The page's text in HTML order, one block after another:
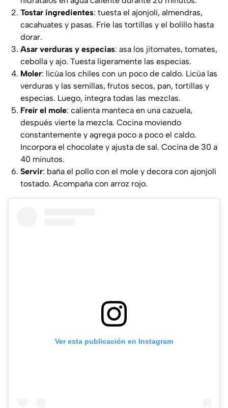
Tostar ingredientes: tuesta el ajonjolí, almendras,
cacahuates y pasas. Fríe las tortillas y el bolillo hasta
dorar.
Asar verduras y especias: asa los jitomates, tomates,
cebolla y ajo. Tuesta ligeramente las especias.
Moler: licúa los chiles con un poco de caldo. Licúa las
verduras y las semillas, frutos secos, pan, tortillas y
especias. Luego, integra todas las mezclas.
Freír el mole: calienta manteca en una cazuela,
después vierte la mezcla. Cocina moviendo
constantemente y agrega poco a poco el caldo.
Incorpora el chocolate y ajusta de sal. Cocina de 30 a
40 minutos.
Servir: baña el pollo con el mole y decora con ajonjolí
tostado. Acompaña con arroz rojo.
Ver esta publicación en Instagram